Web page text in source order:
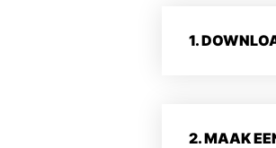
1.
2. MAAK